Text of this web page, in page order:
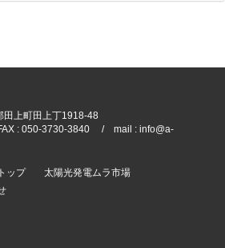
上町田上丁1918-48
3840 / mail : info@a-
ップ
太陽光発電ムラ市場